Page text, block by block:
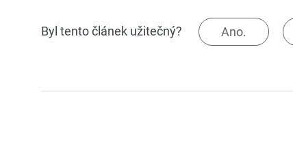
Byl tento článek užitečný? Ano.